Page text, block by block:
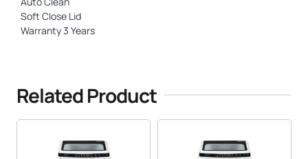
Soft Close Lid
Warranty 3 Years
Related Product